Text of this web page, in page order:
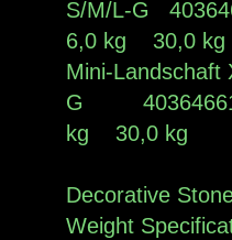
S/M/L-G
6,0 kg 30,0 kg
Mini-
G
kg 30,0 kg
Decorative
Weight